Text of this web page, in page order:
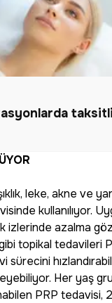
leke, akne ve
kullanılıyor.
izlerinde azalma
topikal tedavileri
Her yaş
PRP tedavisi,